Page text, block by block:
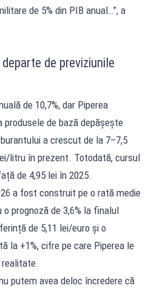
de 5% din PIB anual…”, a
de previziunile
de 10,7%, dar Piperea
de bază depășește
a crescut de la 7–7,5
litru în prezent. Totodată, cursul
de 4,95 lei în 2025.
a fost construit pe o rată medie
o prognoză de 3,6% la finalul
de 5,11 lei/euro și o
la +1%, cifre pe care Piperea le
putem avea deloc încredere că